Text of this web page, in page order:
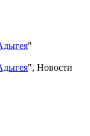
"
", Новости